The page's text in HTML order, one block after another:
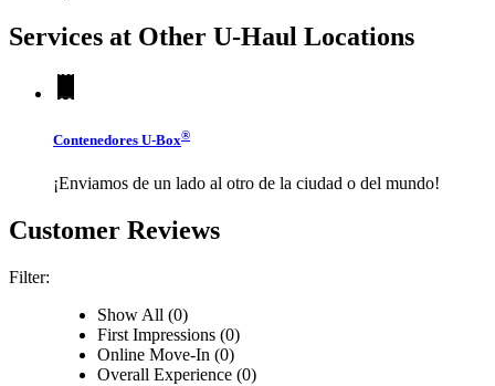
Services at Other U-Haul Locations
Contenedores U-Box®
¡Enviamos de un lado al otro de la ciudad o del mundo!
Customer Reviews
Filter:
Show All (0)
First Impressions (0)
Online Move-In (0)
Overall Experience (0)